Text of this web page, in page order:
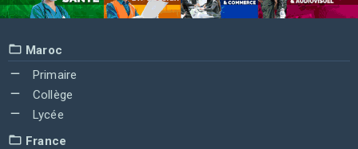
Maroc
Primaire
Collège
Lycée
France